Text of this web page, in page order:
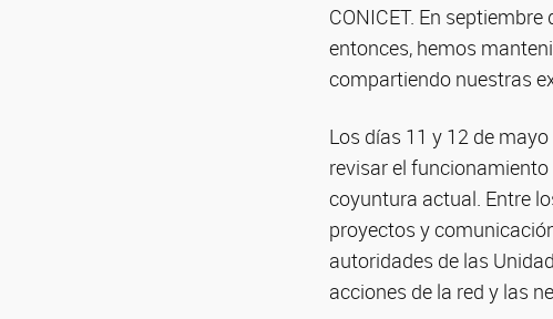
CONICET. En
entonces, hemos
compartiendo nuestras
Los días 11 y 12 de
revisar el
coyuntura actual. Entre
proyectos y
autoridades de las
acciones de la red y las